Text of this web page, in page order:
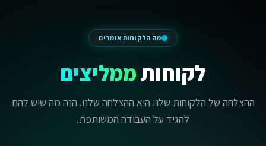
מה הלקוחות אומרים
לקוחותממליצים
ההצלחה של הלקוחות שלנו היא ההצלחה שלנו. הנה מה שיש להם
להגיד על העבודה המשותפת.